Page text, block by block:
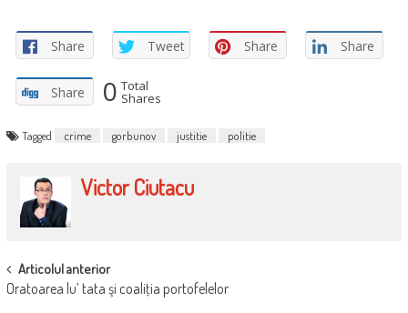
Share Tweet Share Share
Share 0 Total
Shares
Tagged crime gorbunov justitie politie
Victor Ciutacu
POST
NAVIGATION
Articolul anterior
Oratoarea lu’ tata şi coaliţia portofelelor